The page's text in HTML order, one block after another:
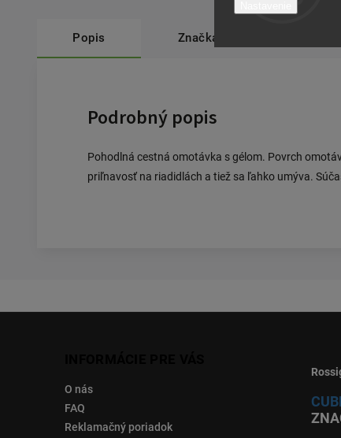
Popis Značka
Podrobný popis
Pohodlná cestná omotávka s gélom. Povrch
priľnavosť na riadidlách a tiež sa ľahko umýva.
O nás
FAQ
Reklamačný poriadok